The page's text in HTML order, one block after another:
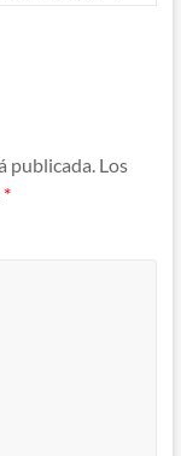
publicada. Los
*